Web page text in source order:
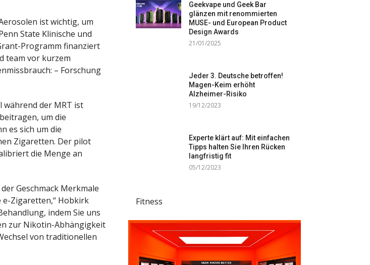
ist wichtig, um
State Klinische und
Programm finanziert
team vor kurzem
– Forschung
der MRT ist
um die
es sich um die
Zigaretten. Der pilot
die Menge an
Geschmack Merkmale
Zigaretten,“ Hobkirk
indem Sie uns
zur Nikotin-Abhängigkeit
von traditionellen
Geekvape und Geek Bar
glänzen mit renommierten
MUSE- und European Product
Design Awards
21/01/2025
Jeder 3. Deutsche betroffen!
Magen-Keim erhöht
Alzheimer-Risiko
19/12/2023
Experte klärt auf: Mit einfachen
Tipps halten Sie Ihren Rücken
langfristig fit
05/12/2023
Fitness